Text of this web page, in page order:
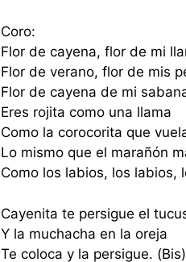
Coro:
Flor de cayena, flor de mi
Flor de verano, flor de mis
Flor de cayena de mi
Eres rojita como una llama
Como la corocorita que
Lo mismo que el marañón
Como los labios, los labios,
Cayenita te persigue el
Y la muchacha en la oreja
Te coloca y la persigue. (Bis)